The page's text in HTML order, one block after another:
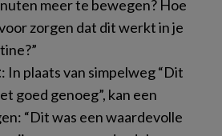
meer te bewegen? Hoe
zorgen dat dit werkt in je
: In plaats van simpelweg “Dit
goed genoeg”, kan een
“Dit was een waardevolle